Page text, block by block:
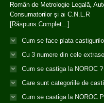
Român de Metrologie Legală,
Consumatorilor şi ai C.N.L.R
[Răspuns Complet...]
Cum se face plata
Cu 3 numere din cele
Cum se castiga la NOROC ?
Care sunt categoriile de
Cum se castiga la NOROC